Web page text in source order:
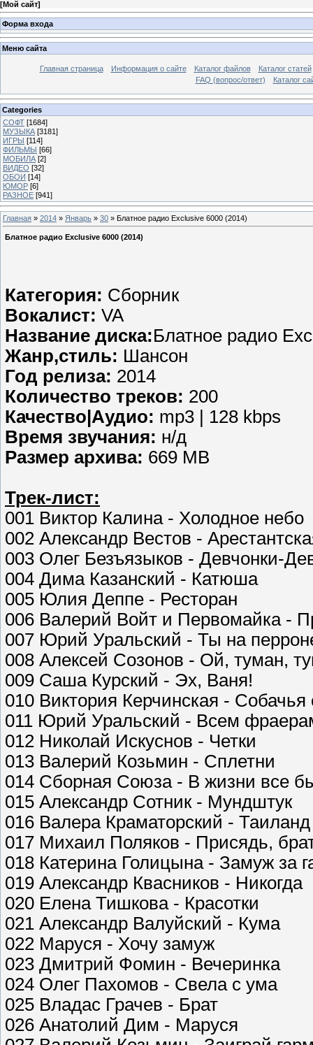
[Мой сайт]
Форма входа
Меню сайта
Главная страница Информация о сайте Каталог файлов
Каталог статей
FAQ (вопрос/ответ)
Каталог
Categories
СОФТ [1684]
МУЗЫКА [3181]
ИГРЫ [114]
ФИЛЬМЫ [66]
МОБИЛА [2]
ВИДЕО [32]
ОБОИ [14]
ЮМОР [6]
РАЗНОЕ [941]
Главная » 2014 » Январь » 30 » Блатное радио Exclusive 6000 (2014)
Блатное радио Exclusive 6000 (2014)
Категория: Сборник
Вокалист: VA
Название диска:Блатное радио
Жанр,стиль: Шансон
Год релиза: 2014
Количество треков: 200
Качество|Аудио: mp3 | 128 kbps
Время звучания: н/д
Размер архива: 669 MB
Трек-лист:
001 Виктор Калина - Холодное небо
002 Александр Вестов -
003 Олег Безъязыков - Девчонки-
004 Дима Казанский - Катюша
005 Юлия Деппе - Ресторан
006 Валерий Войт и Первомайка -
007 Юрий Уральский - Ты на
008 Алексей Созонов - Ой, туман,
009 Саша Курский - Эх, Ваня!
010 Виктория Керчинская - Собачья
011 Юрий Уральский - Всем
012 Николай Искуснов - Четки
013 Валерий Козьмин - Сплетни
014 Сборная Союза - В жизни все
015 Александр Сотник - Мундштук
016 Валера Краматорский - Таиланд
017 Михаил Поляков - Присядь,
018 Катерина Голицына - Замуж за
019 Александр Квасников - Никогда
020 Елена Тишкова - Красотки
021 Александр Валуйский - Кума
022 Маруся - Хочу замуж
023 Дмитрий Фомин - Вечеринка
024 Олег Пахомов - Свела с ума
025 Владас Грачев - Брат
026 Анатолий Дим - Маруся